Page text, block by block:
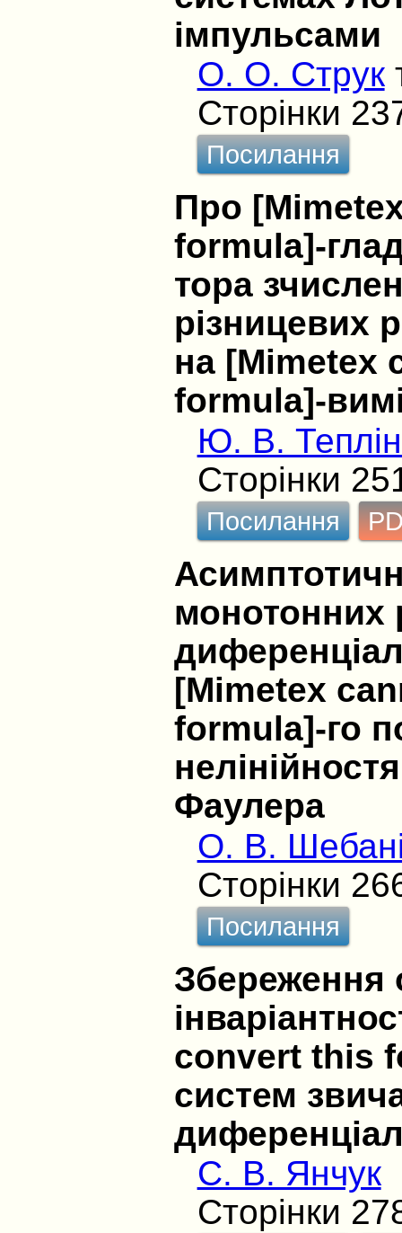
імпульсами
О. О. Струк
Сторінки
Посилання
Про
formula]-
тора
різницевих
на [Mimetex
formula]-
Ю. В.
Сторінки
Посилання
монотонних
[Mimetex
formula]-го
Фаулера
О. В.
Сторінки
Посилання
Збереження
convert this
систем
С. В. Янчук
Сторінки